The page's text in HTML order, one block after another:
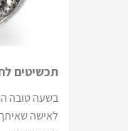
תכשיטים
בשעה טובה
לאישה